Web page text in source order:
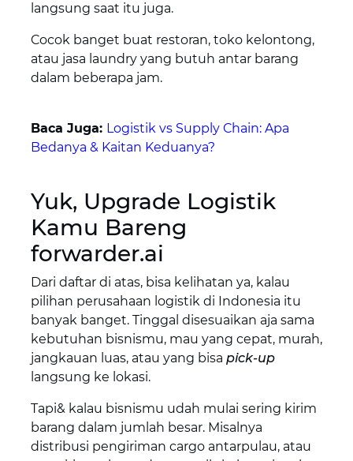
langsung saat itu juga.
Cocok banget buat restoran, toko kelontong,
atau jasa laundry yang butuh antar barang
dalam beberapa jam.
Baca Juga: Logistik vs Supply Chain: Apa
Bedanya & Kaitan Keduanya?
Yuk, Upgrade Logistik
Kamu Bareng
forwarder.ai
Dari daftar di atas, bisa kelihatan ya, kalau
pilihan perusahaan logistik di Indonesia itu
banyak banget. Tinggal disesuaikan aja sama
kebutuhan bisnismu, mau yang cepat, murah,
jangkauan luas, atau yang bisa pick-up
langsung ke lokasi.
Tapi& kalau bisnismu udah mulai sering kirim
barang dalam jumlah besar. Misalnya
distribusi pengiriman cargo antarpulau, atau